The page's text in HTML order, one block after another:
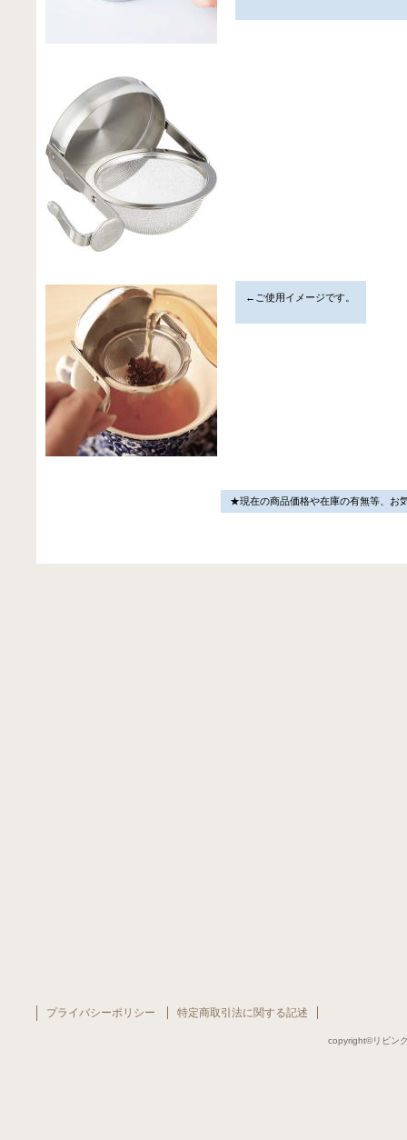
←ご使用イメージです。
★現在の商品価格や在庫の有無等、お
copyright©リビン
プライバシーポリシー 特定商取引法に関する記述